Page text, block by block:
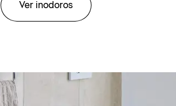
Ver inodoros